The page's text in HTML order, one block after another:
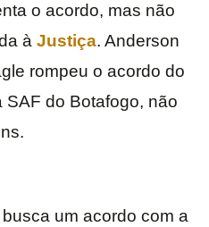
o acordo, mas não
à Justiça. Anderson
rompeu o acordo do
do Botafogo, não
um acordo com a